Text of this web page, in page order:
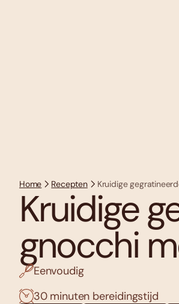
Home Recepten Kruidige
Kruidige
gnocchi
Eenvoudig
30 minuten bereidingstijd